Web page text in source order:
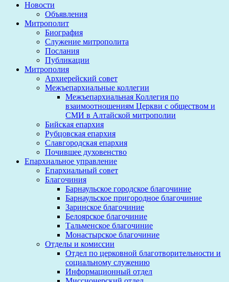
Новости
Объявления
Митрополит
Биография
Служение митрополита
Послания
Публикации
Митрополия
Архиерейский совет
Межъепархиальные коллегии
Межъепархиальная Коллегия по
взаимоотношениям Церкви с обществом и
СМИ в Алтайской митрополии
Бийская епархия
Рубцовская епархия
Славгородская епархия
Почившее духовенство
Епархиальное управление
Епархиальный совет
Благочиния
Барнаульское городское благочиние
Барнаульское пригородное благочиние
Заринское благочиние
Белоярское благочиние
Тальменское благочиние
Монастырское благочиние
Отделы и комиссии
Отдел по церковной благотворительности и
социальному служению
Информационный отдел